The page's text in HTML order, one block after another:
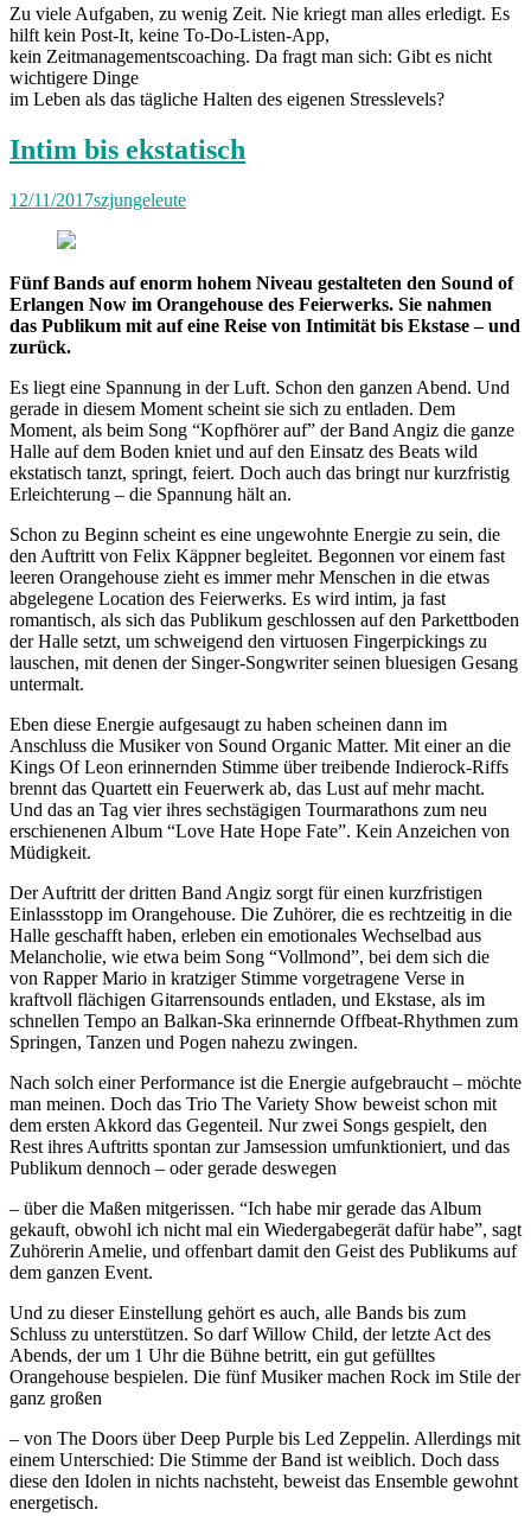
Zu viele Aufgaben, zu wenig Zeit. Nie kriegt man alles erledigt. Es
hilft kein Post-It, keine To-Do-Listen-App,
kein Zeitmanagementscoaching. Da fragt man sich: Gibt es nicht
wichtigere Dinge
im Leben als das tägliche Halten des eigenen Stresslevels?
Intim bis ekstatisch
12/11/2017szjungeleute
Fünf Bands auf enorm hohem Niveau gestalteten den Sound of
Erlangen Now im Orangehouse des Feierwerks. Sie nahmen
das Publikum mit auf eine Reise von Intimität bis Ekstase – und
zurück.
Es liegt eine Spannung in der Luft. Schon den ganzen Abend. Und
gerade in diesem Moment scheint sie sich zu entladen. Dem
Moment, als beim Song “Kopfhörer auf” der Band Angiz die ganze
Halle auf dem Boden kniet und auf den Einsatz des Beats wild
ekstatisch tanzt, springt, feiert. Doch auch das bringt nur kurzfristig
Erleichterung – die Spannung hält an.
Schon zu Beginn scheint es eine ungewohnte Energie zu sein, die
den Auftritt von Felix Käppner begleitet. Begonnen vor einem fast
leeren Orangehouse zieht es immer mehr Menschen in die etwas
abgelegene Location des Feierwerks. Es wird intim, ja fast
romantisch, als sich das Publikum geschlossen auf den Parkettboden
der Halle setzt, um schweigend den virtuosen Fingerpickings zu
lauschen, mit denen der Singer-Songwriter seinen bluesigen Gesang
untermalt.
Eben diese Energie aufgesaugt zu haben scheinen dann im
Anschluss die Musiker von Sound Organic Matter. Mit einer an die
Kings Of Leon erinnernden Stimme über treibende Indierock-Riffs
brennt das Quartett ein Feuerwerk ab, das Lust auf mehr macht.
Und das an Tag vier ihres sechstägigen Tourmarathons zum neu
erschienenen Album “Love Hate Hope Fate”. Kein Anzeichen von
Müdigkeit.
Der Auftritt der dritten Band Angiz sorgt für einen kurzfristigen
Einlassstopp im Orangehouse. Die Zuhörer, die es rechtzeitig in die
Halle geschafft haben, erleben ein emotionales Wechselbad aus
Melancholie, wie etwa beim Song “Vollmond”, bei dem sich die
von Rapper Mario in kratziger Stimme vorgetragene Verse in
kraftvoll flächigen Gitarrensounds entladen, und Ekstase, als im
schnellen Tempo an Balkan-Ska erinnernde Offbeat-Rhythmen zum
Springen, Tanzen und Pogen nahezu zwingen.
Nach solch einer Performance ist die Energie aufgebraucht – möchte
man meinen. Doch das Trio The Variety Show beweist schon mit
dem ersten Akkord das Gegenteil. Nur zwei Songs gespielt, den
Rest ihres Auftritts spontan zur Jamsession umfunktioniert, und das
Publikum dennoch – oder gerade deswegen
– über die Maßen mitgerissen. “Ich habe mir gerade das Album
gekauft, obwohl ich nicht mal ein Wiedergabegerät dafür habe”, sagt
Zuhörerin Amelie, und offenbart damit den Geist des Publikums auf
dem ganzen Event.
Und zu dieser Einstellung gehört es auch, alle Bands bis zum
Schluss zu unterstützen. So darf Willow Child, der letzte Act des
Abends, der um 1 Uhr die Bühne betritt, ein gut gefülltes
Orangehouse bespielen. Die fünf Musiker machen Rock im Stile der
ganz großen
– von The Doors über Deep Purple bis Led Zeppelin. Allerdings mit
einem Unterschied: Die Stimme der Band ist weiblich. Doch dass
diese den Idolen in nichts nachsteht, beweist das Ensemble gewohnt
energetisch.